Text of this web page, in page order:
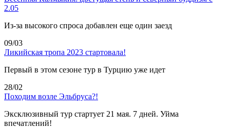
2.05
Из-за высокого спроса добавлен еще один заезд
09/03
Ликийская тропа 2023 стартовала!
Первый в этом сезоне тур в Турцию уже идет
28/02
Походим возле Эльбруса?!
Эксклюзивный тур стартует 21 мая. 7 дней. Уйма
впечатлений!